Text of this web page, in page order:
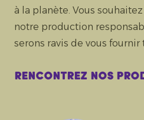
à la planète. Vous
notre production
serons ravis de vous fournir
Rencontrez nos